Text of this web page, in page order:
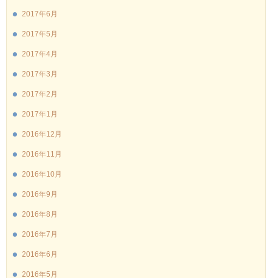
2017年6月
2017年5月
2017年4月
2017年3月
2017年2月
2017年1月
2016年12月
2016年11月
2016年10月
2016年9月
2016年8月
2016年7月
2016年6月
2016年5月